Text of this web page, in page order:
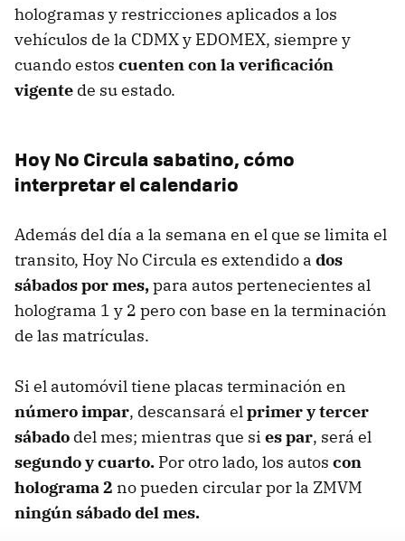
hologramas y restricciones aplicados a los
vehículos de la CDMX y EDOMEX, siempre y
cuando estos cuenten con la verificación
vigente de su estado.
Hoy No Circula sabatino, cómo
interpretar el calendario
Además del día a la semana en el que se limita el
transito, Hoy No Circula es extendido a dos
sábados por mes,para autos pertenecientes al
holograma 1 y 2 pero con base en la terminación
de las matrículas.
Si el automóvil tiene placas terminación en
número impar, descansará elprimer y tercer
sábado del mes; mientras que si es par, será el
segundo y cuarto. Por otro lado, los autos con
holograma 2 no pueden circular por la ZMVM
ningún sábado del mes.